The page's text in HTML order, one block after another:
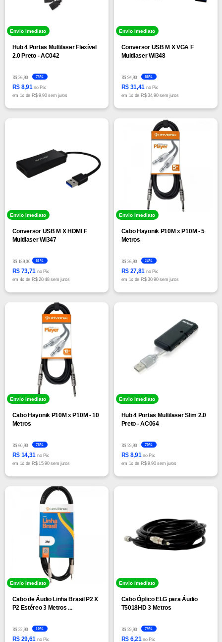
Envio Imediato
Hub 4 Portas Multilaser Flexível
2.0 Preto - AC042
R$ 36,90
R$ 8,91no Pix
em 1x de R$ 9,90 sem juros
75%
Envio Imediato
Conversor USB M X VGA F
Multilaser WI348
R$ 94,90
R$ 31,41 no Pix
em 1x de R$ 34,90 sem juros
66%
Envio Imediato
Conversor USB M X HDMI F
Multilaser WI347
R$ 189,00
R$ 73,71 no Pix
em 4x de R$ 20,48 sem juros
61%
Envio Imediato
Cabo Hayonik P10M x P10M - 5
Metros
R$ 36,90
R$ 27,81 no Pix
em 1x de R$ 30,90 sem juros
24%
Envio Imediato
Cabo Hayonik P10M x P10M - 10
Metros
R$ 60,90
R$ 14,31 no Pix
em 1x de R$ 15,90 sem juros
76%
Envio Imediato
Hub 4 Portas Multilaser Slim 2.0
Preto - AC064
R$ 29,90
R$ 8,91no Pix
em 1x de R$ 9,90 sem juros
70%
Envio Imediato
Cabo de Áudio Linha Brasil P2 X
P2 Estéreo 3 Metros ...
R$ 32,90
R$ 29,61 no Pix
10%
Envio Imediato
Cabo Óptico ELG para Áudio
T5018HD 3 Metros
R$ 29,90
R$ 6,21no Pix
79%